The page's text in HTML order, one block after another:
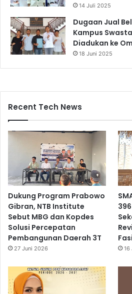
14 Juli 2025
Dugaan Jual
Kampus
Diadukan ke
18 Juni 2025
Recent Tech News
Dukung Program Prabowo
Gibran, NTB Institute
Sebut MBG dan Kopdes
Solusi Percepatan
Pembangunan Daerah 3T
27 Juni 2026 16